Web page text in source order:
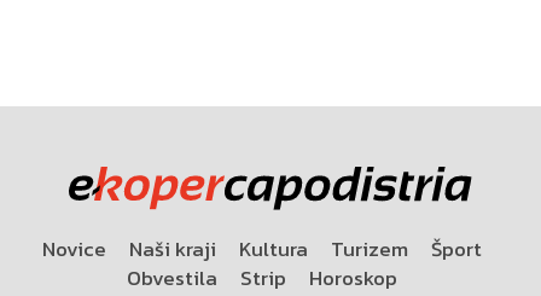
Novice Naši kraji Kultura Turizem
Šport
Obvestila
Strip Horoskop